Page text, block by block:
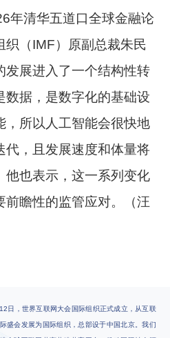
清华五道口全球金融论
织（IMF）原副总裁朱民
发展进入了一个结构性转
数据，是数字化的基础设
，所以人工智能会很快地
代，且发展速度和体量将
他也表示，这一系列变化
前瞻性的监管应对。（汪
日，世界互联网大会国际组织正式成立，从互联
盛会发展为国际组织，总部设于中国北京。我们